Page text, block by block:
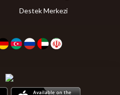
Destek Merkezi